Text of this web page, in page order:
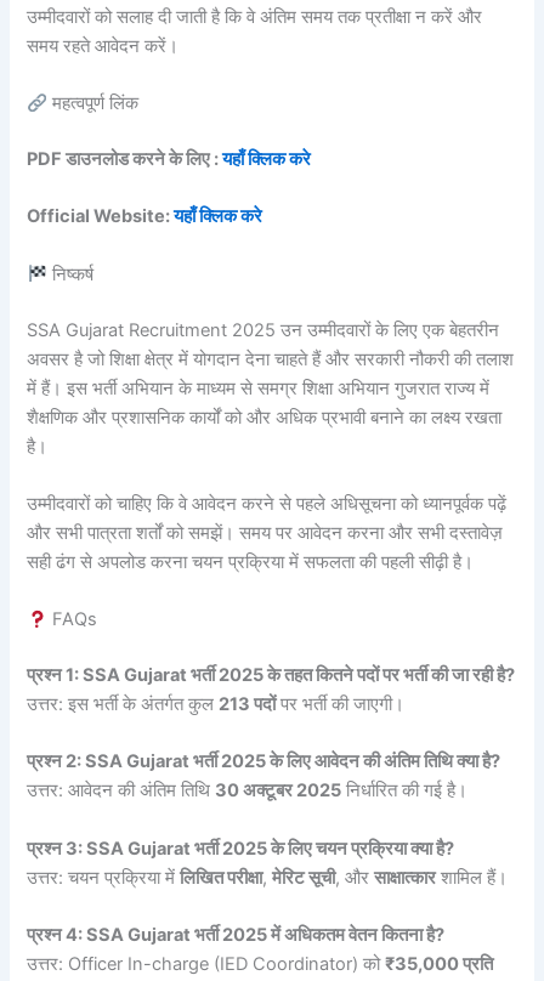
उम्मीदवारों को सलाह दी जाती है कि वे अंतिम समय तक प्रतीक्षा न करें और
समय रहते आवेदन करें।
महत्वपूर्ण लिंक
PDF डाउनलोड करने के लिए :यहाँ क्लिक करे
Official Website:यहाँ क्लिक करे
निष्कर्ष
SSA Gujarat Recruitment 2025 उन उम्मीदवारों के लिए एक बेहतरीन
अवसर है जो शिक्षा क्षेत्र में योगदान देना चाहते हैं और सरकारी नौकरी की तलाश
में हैं। इस भर्ती अभियान के माध्यम से समग्र शिक्षा अभियान गुजरात राज्य में
शैक्षणिक और प्रशासनिक कार्यों को और अधिक प्रभावी बनाने का लक्ष्य रखता
है।
उम्मीदवारों को चाहिए कि वे आवेदन करने से पहले अधिसूचना को ध्यानपूर्वक पढ़ें
और सभी पात्रता शर्तों को समझें। समय पर आवेदन करना और सभी दस्तावेज़
सही ढंग से अपलोड करना चयन प्रक्रिया में सफलता की पहली सीढ़ी है।
FAQs
प्रश्न 1: SSA Gujarat भर्ती 2025 के तहत कितने पदों पर भर्ती की जा रही है?
उत्तर: इस भर्ती के अंतर्गत कुल 213 पदोंपर भर्ती की जाएगी।
प्रश्न 2: SSA Gujarat भर्ती 2025 के लिए आवेदन की अंतिम तिथि क्या है?
उत्तर: आवेदन की अंतिम तिथि 30 अक्टूबर 2025 निर्धारित की गई है।
प्रश्न 3: SSA Gujarat भर्ती 2025 के लिए चयन प्रक्रिया क्या है?
उत्तर: चयन प्रक्रिया मेंलिखित परीक्षा,मेरिट सूची, औरसाक्षात्कारशामिल हैं।
प्रश्न 4: SSA Gujarat भर्ती 2025 में अधिकतम वेतन कितना है?
उत्तर: Officer In-charge (IED Coordinator) को₹35,000 प्रति